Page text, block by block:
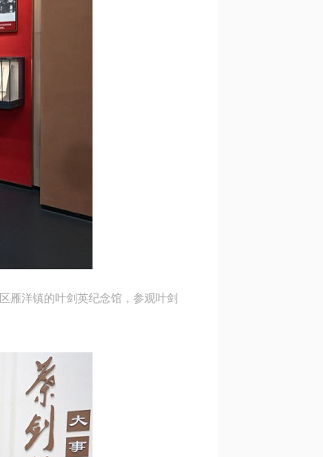
雁洋镇的叶剑英纪念馆，参观叶剑